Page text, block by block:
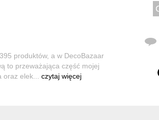
produktów, a w DecoBazaar
to przeważająca część mojej
elek... czytaj więcej